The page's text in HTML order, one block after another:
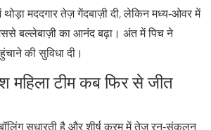
मददगार तेज़ गेंदबाज़ी दी, लेकिन मध्य‑ओवर में
बल्लेबाज़ी का आनंद बढ़ा। अंत में पिच ने
की सुविधा दी।
महिला टीम कब फिर से जीत
सुधारती है और शीर्ष क्रम में तेज़ रन‑संकलन